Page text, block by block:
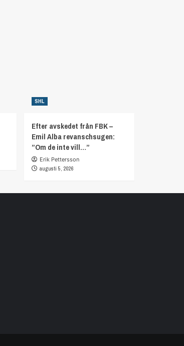
SHL
Efter avskedet från FBK –
Emil Alba revanschsugen:
”Om de inte vill…”
Erik Pettersson
augusti 5, 2026